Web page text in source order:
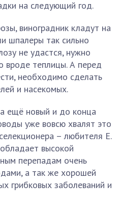
на следующий год.
виноградник кладут на
шпалеры так сильно
не удастся, нужно
вроде теплицы. А перед
необходимо сделать
и насекомых.
ещё новый и до конца
уже вовсю хвалят это
– любителя Е.
высокой
перепадам очень
а так же хорошей
грибковых заболеваний и